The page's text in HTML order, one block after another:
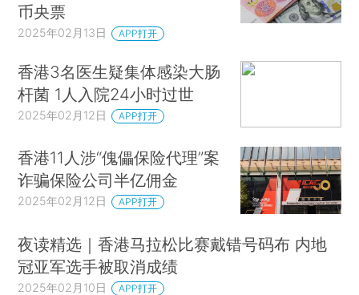
币央票
2025年02月13日 APP打开
香港3名医生疑集体感染大肠
杆菌 1人入院24小时过世
2025年02月12日 APP打开
香港11人涉“傀儡保险代理”案
诈骗保险公司半亿佣金
2025年02月12日 APP打开
夜读精选｜香港马拉松比赛戴错号码布 内地
冠亚军选手被取消成绩
2025年02月10日 APP打开